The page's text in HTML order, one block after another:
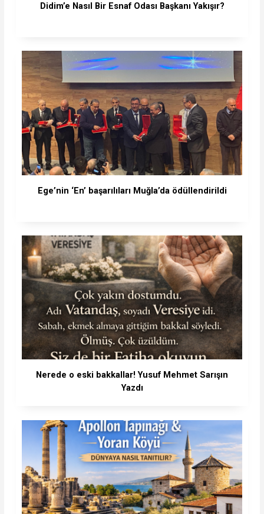
Didim’e Nasıl Bir Esnaf Odası Başkanı Yakışır?
Ege’nin ‘En’ başarılıları Muğla’da ödüllendirildi
Nerede o eski bakkallar! Yusuf Mehmet Sarışın
Yazdı